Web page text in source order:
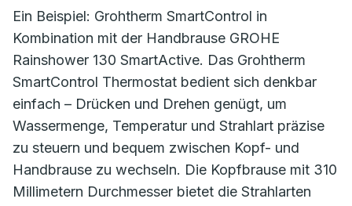
Ein Beispiel: Grohtherm SmartControl in
Kombination mit der Handbrause GROHE
Rainshower 130 SmartActive. Das Grohtherm
SmartControl Thermostat bedient sich denkbar
einfach – Drücken und Drehen genügt, um
Wassermenge, Temperatur und Strahlart präzise
zu steuern und bequem zwischen Kopf- und
Handbrause zu wechseln. Die Kopfbrause mit 310
Millimetern Durchmesser bietet die Strahlarten